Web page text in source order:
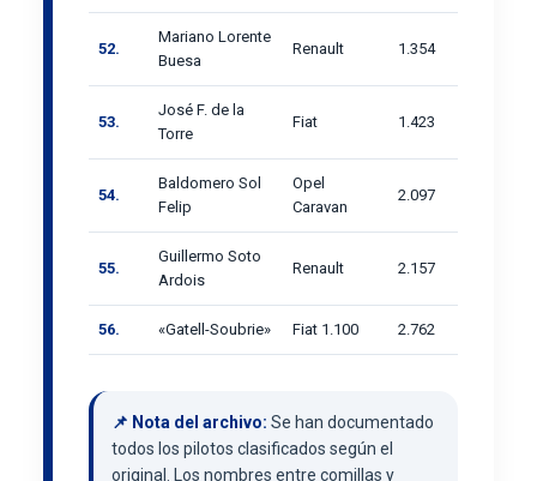
52.
Mariano Lorente
Buesa
Renault 1.354
53.
José F. de la
Torre
Fiat 1.423
54.
Baldomero Sol
Felip
Opel
Caravan
2.097
55.
Guillermo Soto
Ardois
Renault 2.157
56. «Gatell-Soubrie» Fiat 1.100 2.762
📌 Nota del archivo: Se han documentado
todos los pilotos clasificados según el
original. Los nombres entre comillas y